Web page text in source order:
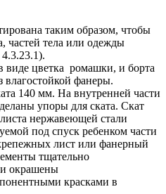
таким образом, чтобы
частей тела или одежды
виде цветка ромашки, и борта
влагостойкой фанеры.
140 мм. На внутренней части
упоры для ската. Скат
нержавеющей стали
под спуск ребенком части
лист или фанерный
тщательно
окрашены
красками в